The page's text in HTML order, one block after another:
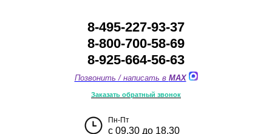
8-495-227-93-37
8-800-700-58-69
8-925-664-56-63
Позвонить / написать в MAX
Заказать обратный звонок
Пн-Пт
с 09.30 до 18.30